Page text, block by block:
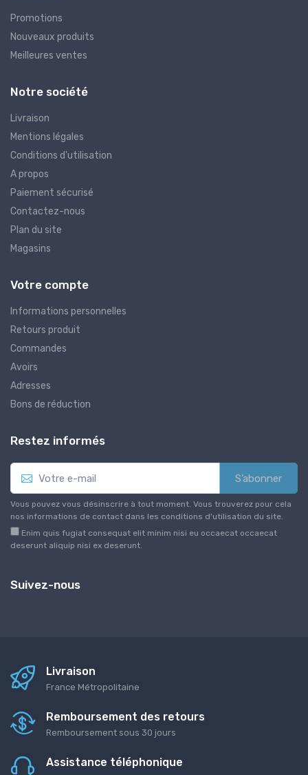
Promotions
Nouveaux produits
Meilleures ventes
Notre société
Livraison
Mentions légales
Conditions d'utilisation
A propos
Paiement sécurisé
Contactez-nous
Plan du site
Magasins
Votre compte
Informations personnelles
Retours produit
Commandes
Avoirs
Adresses
Bons de réduction
Restez informés
S’abonner
Vous pouvez vous désinscrire à tout moment. Vous trouverez pour cela
nos informations de contact dans les conditions d'utilisation du site.
Enim quis fugiat consequat elit minim nisi eu occaecat occaecat
deserunt aliquip nisi ex deserunt.
Suivez-nous
Livraison
France Métropolitaine
Remboursement des retours
Remboursement sous 30 jours
Assistance téléphonique